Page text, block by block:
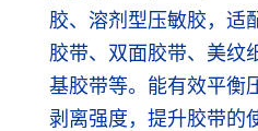
胶、溶剂型压敏胶，适
胶带、双面胶带、美纹
基胶带等。能有效平衡
剥离强度，提升胶带的